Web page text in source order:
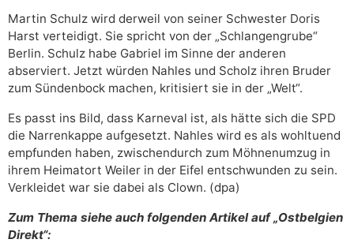
Martin Schulz wird derweil von seiner Schwester Doris
Harst verteidigt. Sie spricht von der „Schlangengrube“
Berlin. Schulz habe Gabriel im Sinne der anderen
abserviert. Jetzt würden Nahles und Scholz ihren Bruder
zum Sündenbock machen, kritisiert sie in der „Welt“.
Es passt ins Bild, dass Karneval ist, als hätte sich die SPD
die Narrenkappe aufgesetzt. Nahles wird es als wohltuend
empfunden haben, zwischendurch zum Möhnenumzug in
ihrem Heimatort Weiler in der Eifel entschwunden zu sein.
Verkleidet war sie dabei als Clown. (dpa)
Zum Thema siehe auch folgenden Artikel auf „Ostbelgien
Direkt“: